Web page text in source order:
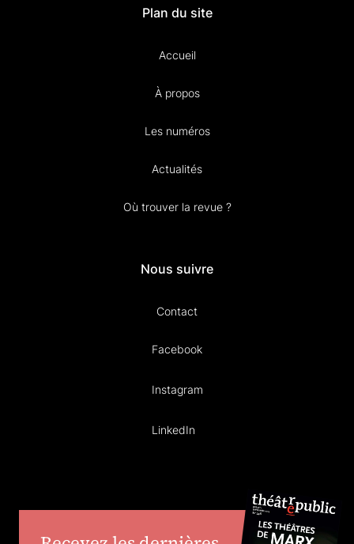
Plan du site
Accueil
À propos
Les numéros
Actualités
Où trouver la revue ?
Nous suivre
Contact
Facebook
Instagram
LinkedIn